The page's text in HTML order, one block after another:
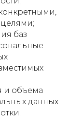
баз
и объема
данных